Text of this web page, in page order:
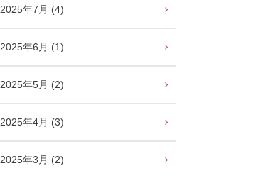
2025年7月 (4)
2025年6月 (1)
2025年5月 (2)
2025年4月 (3)
2025年3月 (2)